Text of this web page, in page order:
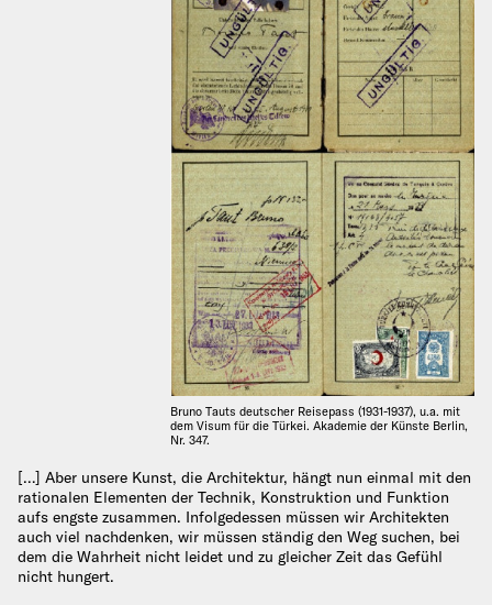
Bruno Tauts deutscher Reisepass (1931-1937), u.a. mit
dem Visum für die Türkei. Akademie der Künste Berlin,
Nr. 347.
[…] Aber unsere Kunst, die Architektur, hängt nun einmal mit den
rationalen Elementen der Technik, Konstruktion und Funktion
aufs engste zusammen. Infolgedessen müssen wir Architekten
auch viel nachdenken, wir müssen ständig den Weg suchen, bei
dem die Wahrheit nicht leidet und zu gleicher Zeit das Gefühl
nicht hungert.